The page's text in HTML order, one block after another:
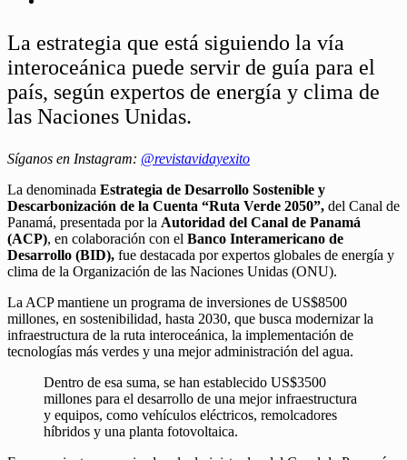
La estrategia que está siguiendo la vía
interoceánica puede servir de guía para el
país, según expertos de energía y clima de
las Naciones Unidas.
Síganos en Instagram: @revistavidayexito
La denominada Estrategia de Desarrollo Sostenible y
Descarbonización de la Cuenta “Ruta Verde 2050”, del Canal de
Panamá, presentada por la Autoridad del Canal de Panamá
(ACP), en colaboración con el Banco Interamericano de
Desarrollo (BID), fue destacada por expertos globales de energía y
clima de la Organización de las Naciones Unidas (ONU).
La ACP mantiene un programa de inversiones de US$8500
millones, en sostenibilidad, hasta 2030, que busca modernizar la
infraestructura de la ruta interoceánica, la implementación de
tecnologías más verdes y una mejor administración del agua.
Dentro de esa suma, se han establecido US$3500
millones para el desarrollo de una mejor infraestructura
y equipos, como vehículos eléctricos, remolcadores
híbridos y una planta fotovoltaica.